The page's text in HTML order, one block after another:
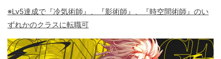
※Lv5達成で『冷気術師』、『影術師』、『時空間術師』のい
ずれかのクラスに転職可